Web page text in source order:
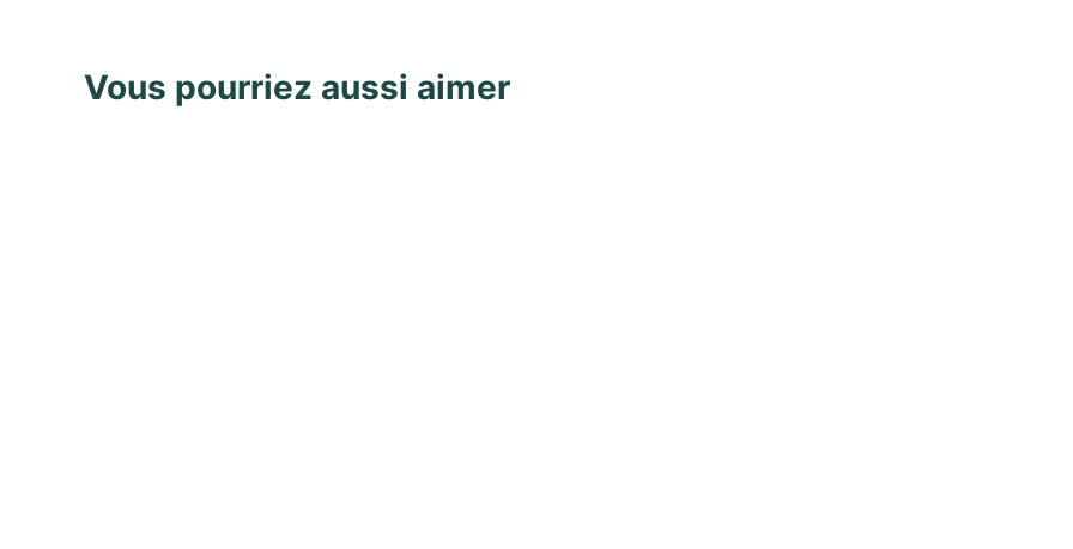
Vous pourriez aussi aimer